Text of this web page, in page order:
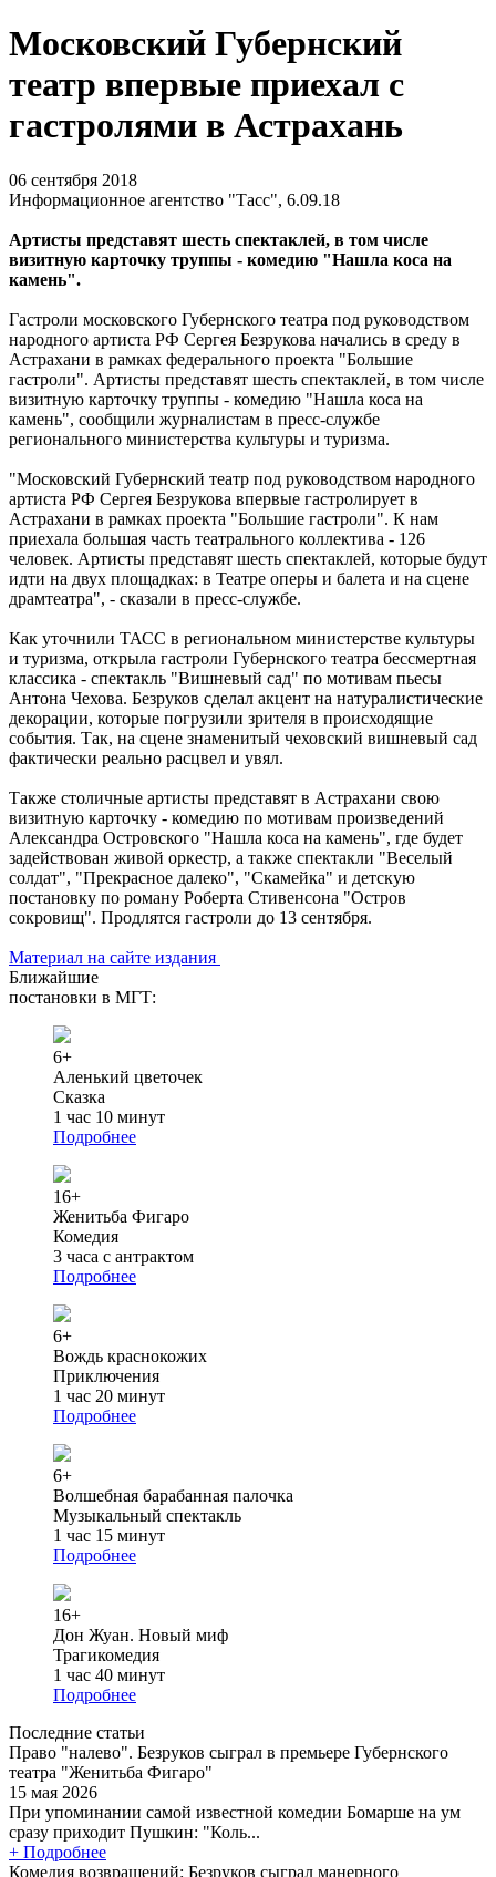
Московский Губернский
театр впервые приехал с
гастролями в Астрахань
06 сентября 2018
Информационное агентство "Тасс", 6.09.18
Артисты представят шесть спектаклей, в том числе
визитную карточку труппы - комедию "Нашла коса на
камень".
Гастроли московского Губернского театра под руководством
народного артиста РФ Сергея Безрукова начались в среду в
Астрахани в рамках федерального проекта "Большие
гастроли". Артисты представят шесть спектаклей, в том числе
визитную карточку труппы - комедию "Нашла коса на
камень", сообщили журналистам в пресс-службе
регионального министерства культуры и туризма.
"Московский Губернский театр под руководством народного
артиста РФ Сергея Безрукова впервые гастролирует в
Астрахани в рамках проекта "Большие гастроли". К нам
приехала большая часть театрального коллектива - 126
человек. Артисты представят шесть спектаклей, которые будут
идти на двух площадках: в Театре оперы и балета и на сцене
драмтеатра", - сказали в пресс-службе.
Как уточнили ТАСС в региональном министерстве культуры
и туризма, открыла гастроли Губернского театра бессмертная
классика - спектакль "Вишневый сад" по мотивам пьесы
Антона Чехова. Безруков сделал акцент на натуралистические
декорации, которые погрузили зрителя в происходящие
события. Так, на сцене знаменитый чеховский вишневый сад
фактически реально расцвел и увял.
Также столичные артисты представят в Астрахани свою
визитную карточку - комедию по мотивам произведений
Александра Островского "Нашла коса на камень", где будет
задействован живой оркестр, а также спектакли "Веселый
солдат", "Прекрасное далеко", "Скамейка" и детскую
постановку по роману Роберта Стивенсона "Остров
сокровищ". Продлятся гастроли до 13 сентября.
Материал на сайте издания
Ближайшие
постановки в МГТ:
6+
Аленький цветочек
Сказка
1 час 10 минут
Подробнее
16+
Женитьба Фигаро
Комедия
3 часа с антрактом
Подробнее
6+
Вождь краснокожих
Приключения
1 час 20 минут
Подробнее
6+
Волшебная барабанная палочка
Музыкальный спектакль
1 час 15 минут
Подробнее
16+
Дон Жуан. Новый миф
Трагикомедия
1 час 40 минут
Подробнее
Последние статьи
Право "налево". Безруков сыграл в премьере Губернского
театра "Женитьба Фигаро"
15 мая 2026
При упоминании самой известной комедии Бомарше на ум
сразу приходит Пушкин: "Коль...
+ Подробнее
Комедия возвращений: Безруков сыграл манерного